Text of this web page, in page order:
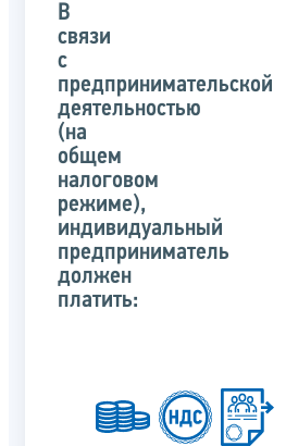
В
связи
с
предпринимательской
деятельностью
(на
общем
налоговом
режиме),
индивидуальный
предприниматель
должен
платить: